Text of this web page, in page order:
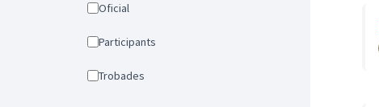
Oficial
Participants
Trobades